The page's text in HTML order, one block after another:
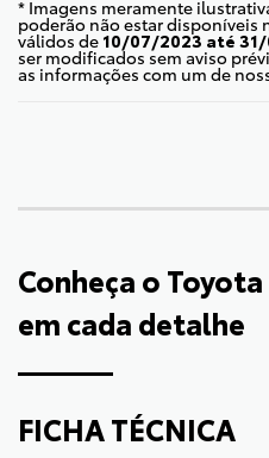
* Imagens meramente
poderão não estar disponíveis
válidos de 10/07/2023 até
ser modificados sem aviso
as informações com um de
Conheça o Toyota
em cada detalhe
FICHA TÉCNICA